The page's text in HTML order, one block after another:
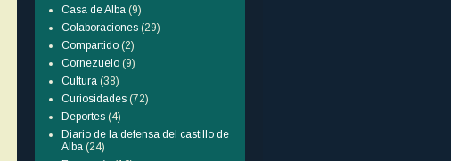
Casa de Alba (9)
Colaboraciones (29)
Compartido (2)
Cornezuelo (9)
Cultura (38)
Curiosidades (72)
Deportes (4)
Diario de la defensa del castillo de
Alba (24)